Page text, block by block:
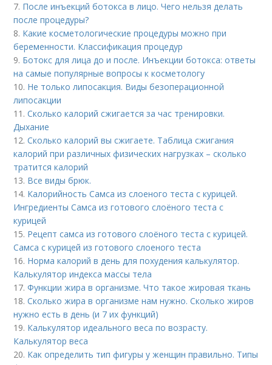
7. После инъекций бoтoкса в лицо. Чего нельзя делать
после процедуры?
8. Какие косметологические процедуры можно при
беременности. Классификация процедур
9. Ботокс для лица до и после. Инъекции ботокса: ответы
на самые популярные вопросы к косметологу
10. Не только липосакция. Виды безоперационной
липосакции
11.Сколько калорий сжигается за час тренировки.
Дыхание
12.Сколько калорий вы сжигаете. Таблица сжигания
калорий при различных физических нагрузках – сколько
тратится калорий
13. Все виды брюк.
14. Калорийность Самса из слоеного теста с курицей.
Ингредиенты Самса из готового слоёного теста с
курицей
15. Рецепт самса из готового слоёного теста с курицей.
Самса с курицей из готового слоеного теста
16. Норма калорий в день для похудения калькулятор.
Калькулятор индекса массы тела
17.Функции жира в организме. Что такое жировая ткань
18.Сколько жира в организме нам нужно. Сколько жиров
нужно есть в день (и 7 их функций)
19. Калькулятор идеального веса по возрасту.
Калькулятор веса
20. Как определить тип фигуры у женщин правильно. Типы